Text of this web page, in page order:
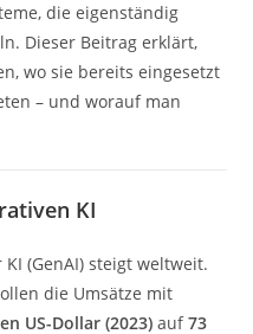
die eigenständig
Dieser Beitrag erklärt,
wo sie bereits eingesetzt
– und worauf man
KI
(GenAI) steigt weltweit.
die Umsätze mit
US-Dollar (2023) auf73